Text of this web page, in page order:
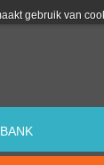
gebruik van